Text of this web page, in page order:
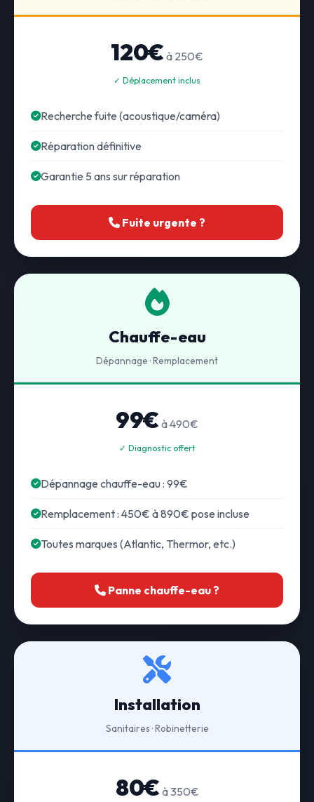
120€ à 250€
✓ Déplacement inclus
Recherche fuite (acoustique/caméra)
Réparation définitive
Garantie 5 ans sur réparation
Fuite urgente ?
Chauffe-eau
Dépannage · Remplacement
99€ à 490€
✓ Diagnostic offert
Dépannage chauffe-eau : 99€
Remplacement : 450€ à 890€ pose incluse
Toutes marques (Atlantic, Thermor, etc.)
Panne chauffe-eau ?
Installation
Sanitaires · Robinetterie
80€ à 350€